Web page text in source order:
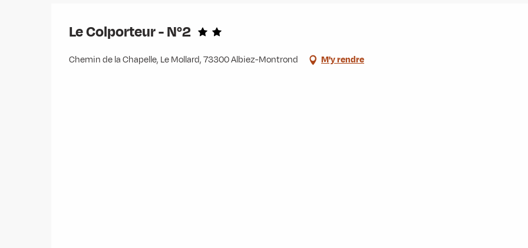
Le Colporteur - N°2
Chemin de la Chapelle, Le Mollard, 73300 Albiez-Montrond M'y rendre